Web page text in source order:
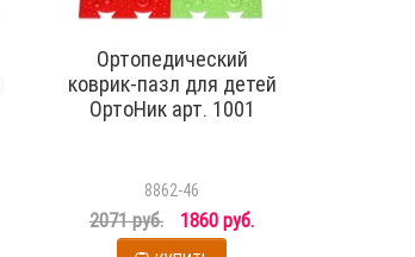
Ортопедический
коврик-пазл для детей
ОртоНик арт. 1001
8862-46
2071 руб. 1860 руб.